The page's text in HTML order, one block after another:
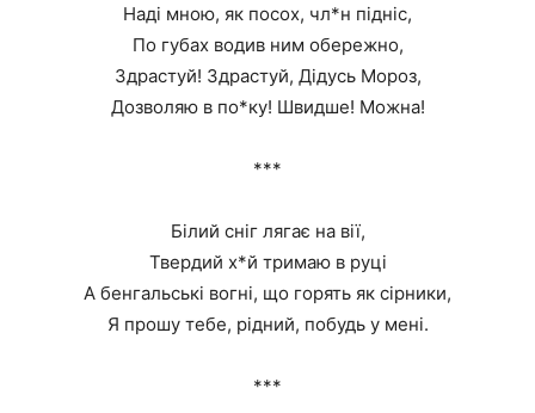
Наді мною, як посох, чл*н підніс,
По губах водив ним обережно,
Здрастуй! Здрастуй, Дідусь Мороз,
Дозволяю в по*ку! Швидше! Можна!
***
Білий сніг лягає на вії,
Твердий х*й тримаю в руці
А бенгальські вогні, що горять як сірники,
Я прошу тебе, рідний, побудь у мені.
***